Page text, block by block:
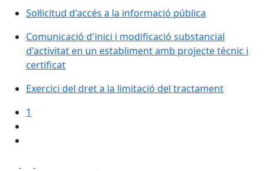
Sol·licitud d'accés a la informació pública
Comunicació d'inici i modificació substancial
d'activitat en un establiment amb projecte tècnic i
certificat
Exercici del dret a la limitació del tractament
1